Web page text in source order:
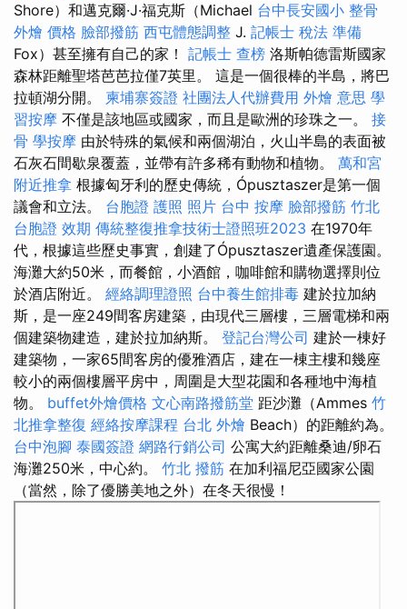
Shore）和邁克爾·J·福克斯（Michael 台中長安國小 整骨
外燴 價格 臉部撥筋 西屯體態調整 J. 記帳士 稅法 準備
Fox）甚至擁有自己的家！ 記帳士 查榜 洛斯帕德雷斯國家
森林距離聖塔芭芭拉僅7英里。 這是一個很棒的半島，將巴
拉頓湖分開。 柬埔寨簽證 社團法人代辦費用 外燴 意思 學
習按摩 不僅是該地區或國家，而且是歐洲的珍珠之一。 接
骨 學按摩 由於特殊的氣候和兩個湖泊，火山半島的表面被
石灰石間歇泉覆蓋，並帶有許多稀有動物和植物。 萬和宮
附近推拿 根據匈牙利的歷史傳統，Ópusztaszer是第一個
議會和立法。 台胞證 護照 照片 台中 按摩 臉部撥筋 竹北
台胞證 效期 傳統整復推拿技術士證照班2023 在1970年
代，根據這些歷史事實，創建了Ópusztaszer遺產保護園。
海灘大約50米，而餐館，小酒館，咖啡館和購物選擇則位
於酒店附近。 經絡調理證照 台中養生館排毒 建於拉加納
斯，是一座249間客房建築，由現代三層樓，三層電梯和兩
個建築物建造，建於拉加納斯。 登記台灣公司 建於一棟好
建築物，一家65間客房的優雅酒店，建在一棟主樓和幾座
較小的兩個樓層平房中，周圍是大型花園和各種地中海植
物。 buffet外燴價格 文心南路撥筋堂 距沙灘（Ammes 竹
北推拿整復 經絡按摩課程 台北 外燴 Beach）的距離約為。
台中泡腳 泰國簽證 網路行銷公司 公寓大約距離桑迪/卵石
海灘250米，中心約。 竹北 撥筋 在加利福尼亞國家公園
（當然，除了優勝美地之外）在冬天很慢！